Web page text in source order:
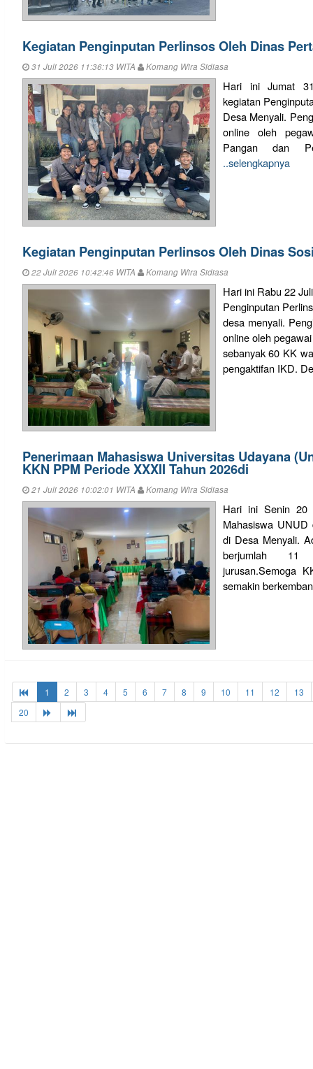
Kegiatan Penginputan Perlinsos Oleh Dinas
31 Juli 2026 11:36:13 WITA Komang Wira Sidiasa
Hari ini Jumat
kegiatan
Desa Menyali.
online oleh
Pangan dan
..selengkapnya
Kegiatan Penginputan Perlinsos Oleh Dinas
22 Juli 2026 10:42:46 WITA Komang Wira Sidiasa
Hari ini Rabu 22
Penginputan
desa menyali.
online oleh
sebanyak 60 KK
pengaktifan IKD.
Penerimaan Mahasiswa Universitas Udayana
KKN PPM Periode XXXII Tahun 2026di
21 Juli 2026 10:02:01 WITA Komang Wira Sidiasa
Hari ini Senin 20
Mahasiswa
di Desa Menyali.
berjumlah 11
jurusan.Semoga
semakin
1 2 3 4 5 6 7 8 9 10 11 12
13
20